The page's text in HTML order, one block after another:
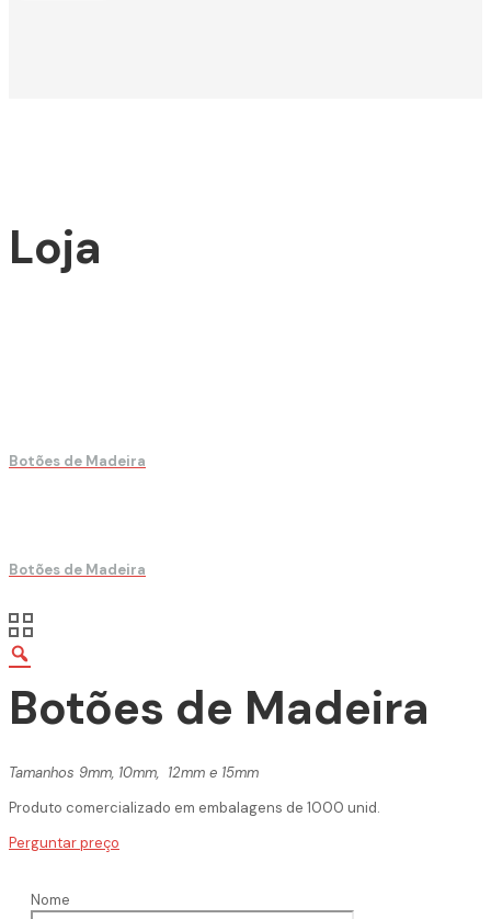
Loja
Botões de Madeira
Botões de Madeira
Botões de Madeira
Tamanhos 9mm, 10mm, 12mm e 15mm
Produto comercializado em embalagens de 1000 unid.
Perguntar preço
Nome